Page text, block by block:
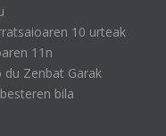
10 urteak
11n
du Zenbat Garak
bila